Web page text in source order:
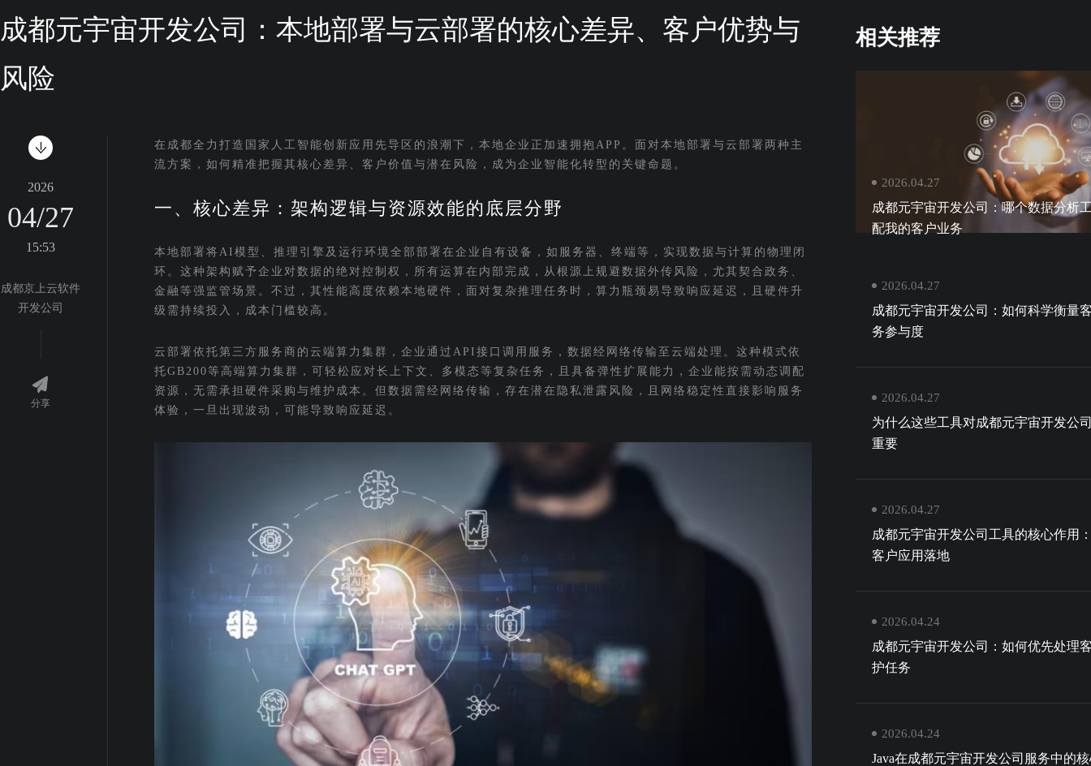
成都元宇宙开发公司：本地部署与云部署的核心差异、客户优势与
风险
2026
04/27
15:53
成都京上云软件
开发公司
分享
在成都全力打造国家人工智能创新应用先导区的浪潮下，本地企业正加速拥抱APP。面对本地部署与云部署两种主
流方案，如何精准把握其核心差异、客户价值与潜在风险，成为企业智能化转型的关键命题。
一、核心差异：架构逻辑与资源效能的底层分野
本地部署将AI模型、推理引擎及运行环境全部部署在企业自有设备，如服务器、终端等，实现数据与计算的物理闭
环。这种架构赋予企业对数据的绝对控制权，所有运算在内部完成，从根源上规避数据外传风险，尤其契合政务、
金融等强监管场景。不过，其性能高度依赖本地硬件，面对复杂推理任务时，算力瓶颈易导致响应延迟，且硬件升
级需持续投入，成本门槛较高。
云部署依托第三方服务商的云端算力集群，企业通过API接口调用服务，数据经网络传输至云端处理。这种模式依
托GB200等高端算力集群，可轻松应对长上下文、多模态等复杂任务，且具备弹性扩展能力，企业能按需动态调配
资源，无需承担硬件采购与维护成本。但数据需经网络传输，存在潜在隐私泄露风险，且网络稳定性直接影响服务
体验，一旦出现波动，可能导致响应延迟。
相关推荐
2026.04.27
成都元宇宙开发公司：哪个数据分析
配我的客户业务
2026.04.27
成都元宇宙开发公司：如何科学衡量
务参与度
2026.04.27
为什么这些工具对成都元宇宙开发公
重要
2026.04.27
成都元宇宙开发公司工具的核心作用
客户应用落地
2026.04.24
成都元宇宙开发公司：如何优先处理
护任务
2026.04.24
Java在成都元宇宙开发公司服务中的